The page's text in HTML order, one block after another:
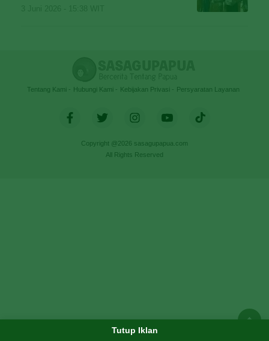
Tentang Kami Hubungi Kami Kebijakan Privasi Persyaratan Layanan
Copyright @2026 sasagupapua.com
All Rights Reserved
Tutup Iklan